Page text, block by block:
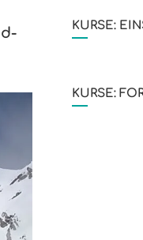
KURSE:
KURSE: